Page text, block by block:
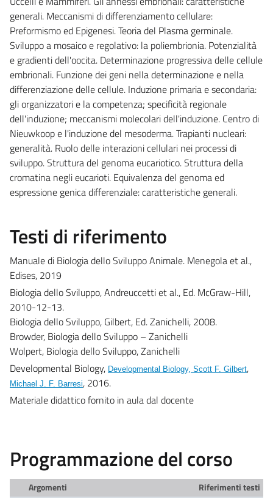
generali. Meccanismi di differenziamento cellulare:
Preformismo ed Epigenesi. Teoria del Plasma germinale.
Sviluppo a mosaico e regolativo: la poliembrionia. Potenzialità
e gradienti dell'oocita. Determinazione progressiva delle cellule
embrionali. Funzione dei geni nella determinazione e nella
differenziazione delle cellule. Induzione primaria e secondaria:
gli organizzatori e la competenza; specificità regionale
dell'induzione; meccanismi molecolari dell'induzione. Centro di
Nieuwkoop e l'induzione del mesoderma. Trapianti nucleari:
generalità. Ruolo delle interazioni cellulari nei processi di
sviluppo. Struttura del genoma eucariotico. Struttura della
cromatina negli eucarioti. Equivalenza del genoma ed
espressione genica differenziale: caratteristiche generali.
Testi di riferimento
Manuale di Biologia dello Sviluppo Animale. Menegola et al.,
Edises, 2019
Biologia dello Sviluppo, Andreuccetti et al., Ed. McGraw-Hill,
2010-12-13.
Biologia dello Sviluppo, Gilbert, Ed. Zanichelli, 2008.
Browder, Biologia dello Sviluppo – Zanichelli
Wolpert, Biologia dello Sviluppo, Zanichelli
Developmental Biology, Developmental Biology, Scott F. Gilbert,
Michael J. F. Barresi, 2016.
Materiale didattico fornito in aula dal docente
Programmazione del corso
Argomenti
Riferimenti testi